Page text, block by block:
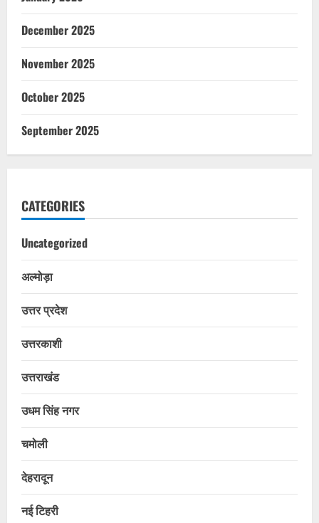
December 2025
November 2025
October 2025
September 2025
CATEGORIES
Uncategorized
अल्मोड़ा
उत्तर प्रदेश
उत्तरकाशी
उत्तराखंड
उधम सिंह नगर
चमोली
देहरादून
नई टिहरी